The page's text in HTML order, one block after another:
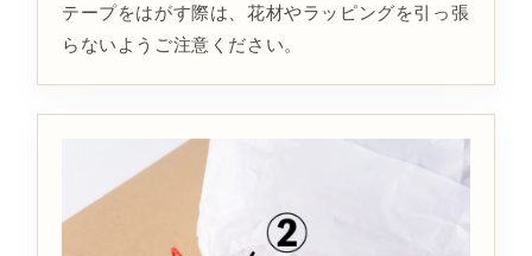
テープをはがす際は、花材やラッピングを引っ張
らないようご注意ください。